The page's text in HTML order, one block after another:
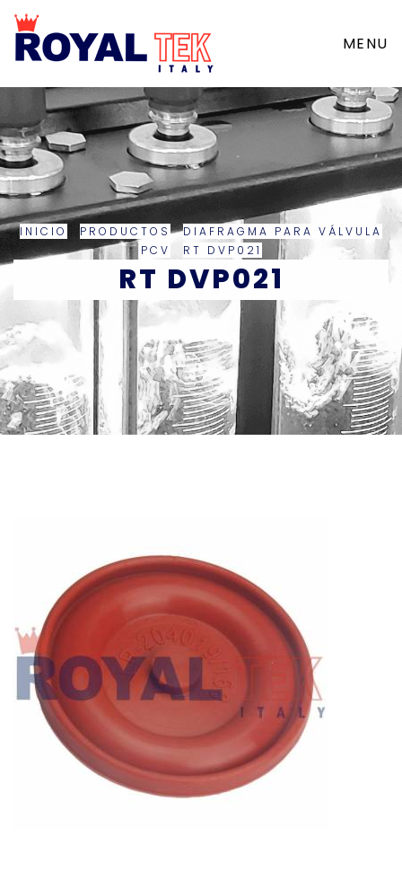
MENU
INICIO PRODUCTOS
DIAFRAGMA PARA VÁLVULA
PCV
RT DVP021
RT DVP021